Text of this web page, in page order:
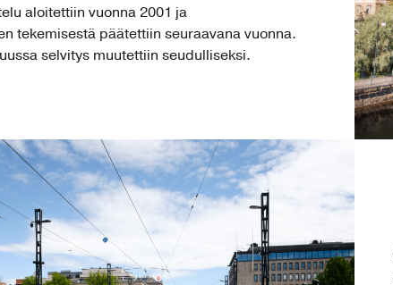
aloitettiin vuonna 2001 ja
tekemisestä päätettiin seuraavana vuonna.
selvitys muutettiin seudulliseksi.